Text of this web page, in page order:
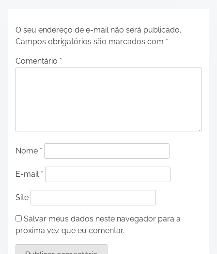
O seu endereço de e-mail não será publicado.
Campos obrigatórios são marcados com *
Comentário *
Nome *
E-mail *
Site
Salvar meus dados neste navegador para a
próxima vez que eu comentar.